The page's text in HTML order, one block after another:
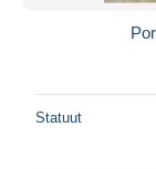
Statuut